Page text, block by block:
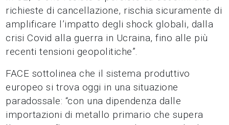
richieste di cancellazione, rischia sicuramente di
amplificare l’impatto degli shock globali, dalla
crisi Covid alla guerra in Ucraina, fino alle più
recenti tensioni geopolitiche”.
FACE sottolinea che il sistema produttivo
europeo si trova oggi in una situazione
paradossale: “con una dipendenza dalle
importazioni di metallo primario che supera